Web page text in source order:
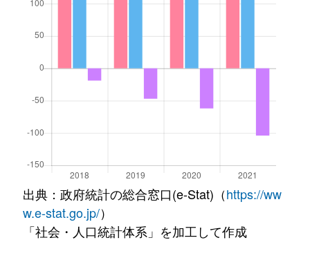
出典：政府統計の総合窓口(e-Stat)（https://ww
w.e-stat.go.jp/）
「社会・人口統計体系」を加工して作成